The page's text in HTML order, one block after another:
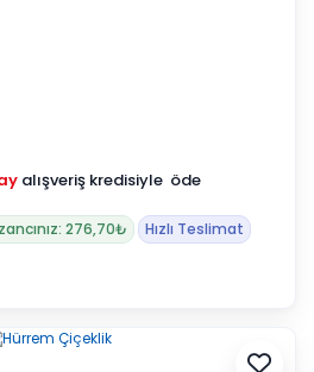
alışveriş kredisiyle öde
276,70₺ Hızlı Teslimat